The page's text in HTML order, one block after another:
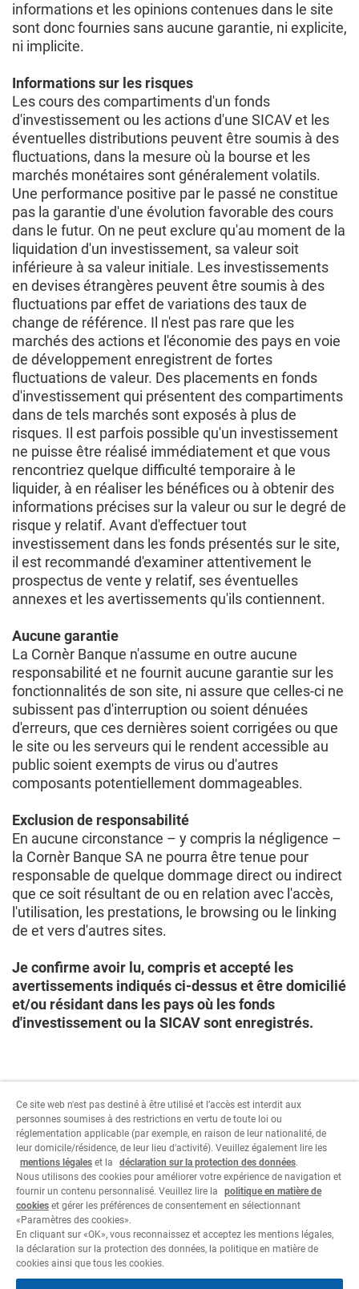
informations et les opinions contenues dans le site
sont donc fournies sans aucune garantie, ni explicite,
ni implicite.
Informations sur les risques
Les cours des compartiments d'un fonds
d'investissement ou les actions d'une SICAV et les
éventuelles distributions peuvent être soumis à des
fluctuations, dans la mesure où la bourse et les
marchés monétaires sont généralement volatils.
Une performance positive par le passé ne constitue
pas la garantie d'une évolution favorable des cours
dans le futur. On ne peut exclure qu'au moment de la
liquidation d'un investissement, sa valeur soit
inférieure à sa valeur initiale. Les investissements
en devises étrangères peuvent être soumis à des
fluctuations par effet de variations des taux de
change de référence. Il n'est pas rare que les
marchés des actions et l'économie des pays en voie
de développement enregistrent de fortes
fluctuations de valeur. Des placements en fonds
d'investissement qui présentent des compartiments
dans de tels marchés sont exposés à plus de
risques. Il est parfois possible qu'un investissement
ne puisse être réalisé immédiatement et que vous
rencontriez quelque difficulté temporaire à le
liquider, à en réaliser les bénéfices ou à obtenir des
informations précises sur la valeur ou sur le degré de
risque y relatif. Avant d'effectuer tout
investissement dans les fonds présentés sur le site,
il est recommandé d'examiner attentivement le
prospectus de vente y relatif, ses éventuelles
annexes et les avertissements qu'ils contiennent.
Aucune garantie
La Cornèr Banque n'assume en outre aucune
responsabilité et ne fournit aucune garantie sur les
fonctionnalités de son site, ni assure que celles-ci ne
subissent pas d'interruption ou soient dénuées
d'erreurs, que ces dernières soient corrigées ou que
le site ou les serveurs qui le rendent accessible au
public soient exempts de virus ou d'autres
composants potentiellement dommageables.
Exclusion de responsabilité
En aucune circonstance – y compris la négligence –
la Cornèr Banque SA ne pourra être tenue pour
responsable de quelque dommage direct ou indirect
que ce soit résultant de ou en relation avec l'accès,
l'utilisation, les prestations, le browsing ou le linking
de et vers d'autres sites.
Je confirme avoir lu, compris et accepté les
avertissements indiqués ci-dessus et être domicilié
et/ou résidant dans les pays où les fonds
d'investissement ou la SICAV sont enregistrés.
Pour continuer, sélectionner les paramètres relatifs
au type d'utilisateur.
J'accepte
Je refuse
Ce site web n'est pas destiné à être utilisé et l’accès est interdit aux
personnes soumises à des restrictions en vertu de toute loi ou
réglementation applicable (par exemple, en raison de leur nationalité, de
leur domicile/résidence, de leur lieu d'activité). Veuillez également lire les
mentions légales et la déclaration sur la protection des données.
Nous utilisons des cookies pour améliorer votre expérience de navigation et
fournir un contenu personnalisé. Veuillez lire la
politique en matière de
cookies et gérer les préférences de consentement en sélectionnant
«Paramètres des cookies».
En cliquant sur «OK», vous reconnaissez et acceptez les mentions légales,
la déclaration sur la protection des données, la politique en matière de
cookies ainsi que tous les cookies.